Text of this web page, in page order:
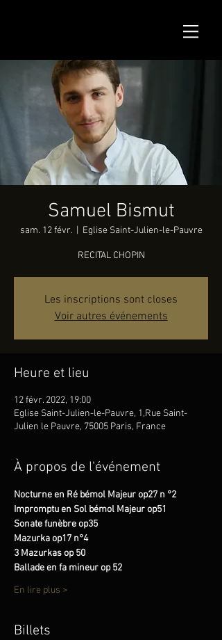
Samuel Bismut
sam. 12 févr.
  |
Eglise Saint-Julien-le-Pauvre
RECITAL CHOPIN
Les inscriptions sont closes
Voir autres événements
Heure et lieu
12 févr. 2022, 19:00
Eglise Saint-Julien-le-Pauvre, 1,Rue Saint-
Julien le Pauvre, 75005 Paris, France
À propos de l'événement
Nocturne en Ré bémol Majeur op27 n °2
Impromptu en Sol bémol Majeur op51
Sonate funèbre op35
Mazurka op17 n°4
3 Mazurkas op 50
Ballade en fa mineur op 52
En lire plus >
Billets